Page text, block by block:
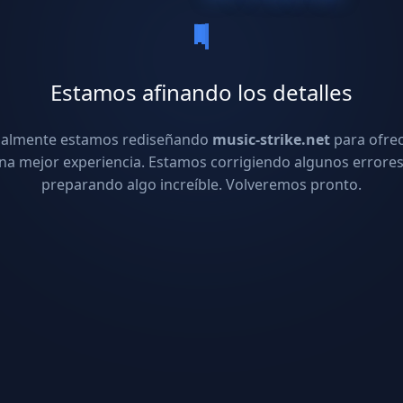
Estamos afinando los detalles
estamos rediseñando music-strike.net para
mejor experiencia. Estamos corrigiendo algunos
preparando algo increíble. Volveremos pronto.